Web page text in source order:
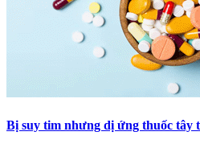
Bị suy tim nhưng dị ứng thuốc tây